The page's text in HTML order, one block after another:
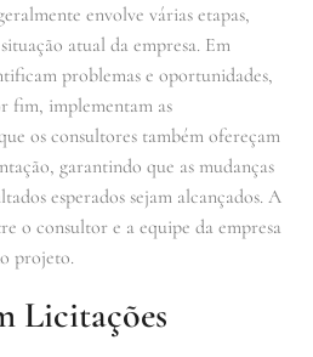
envolve várias etapas,
atual da empresa. Em
problemas e oportunidades,
fim, implementam as
os consultores também ofereçam
garantindo que as mudanças
esperados sejam alcançados. A
o consultor e a equipe da empresa
projeto.
Licitações